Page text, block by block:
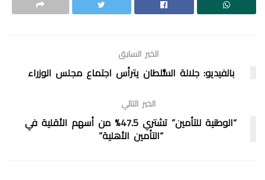
الخبر السابق
بالفيديو: جلالة السُّلطان يترأس اجتماع مجلس الوزراء
الخبر التالي
“الوطنية للتأمين” تشتري 47.5% من أسهم الأقلية في
“التأمين الأهلية”